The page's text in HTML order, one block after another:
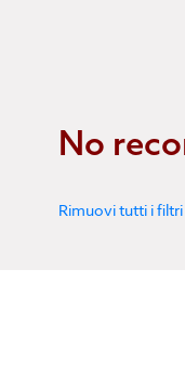
No
Rimuovi tutti i filtri